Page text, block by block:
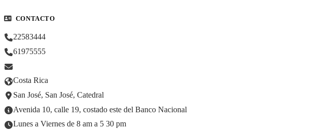
CONTACTO
22583444
61975555
Costa Rica
San José, San José, Catedral
Avenida 10, calle 19, costado este del Banco Nacional
Lunes a Viernes de 8 am a 5 30 pm